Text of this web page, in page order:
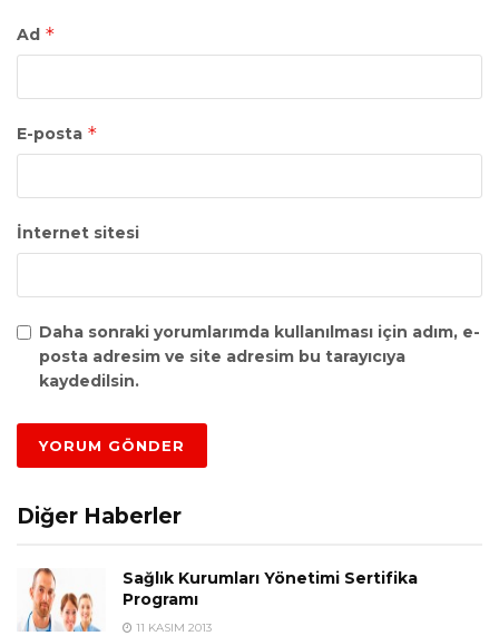
Ad *
E-posta *
İnternet sitesi
Daha sonraki yorumlarımda kullanılması için adım, e-
posta adresim ve site adresim bu tarayıcıya
kaydedilsin.
Diğer Haberler
Sağlık Kurumları Yönetimi Sertifika
Programı
11 KASIM 2013